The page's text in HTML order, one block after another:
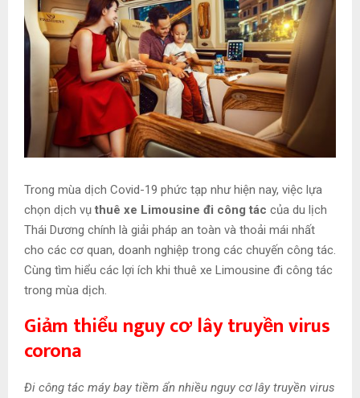
Trong mùa dịch Covid-19 phức tạp như hiện nay, việc lựa
chọn dịch vụ thuê xe Limousine đi công tác của du lịch
Thái Dương chính là giải pháp an toàn và thoải mái nhất
cho các cơ quan, doanh nghiệp trong các chuyến công tác.
Cùng tìm hiểu các lợi ích khi thuê xe Limousine đi công tác
trong mùa dịch.
Giảm thiểu nguy cơ lây truyền virus
corona
Đi công tác máy bay tiềm ẩn nhiều nguy cơ lây truyền virus